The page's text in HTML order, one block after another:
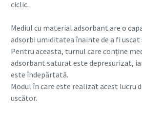
ciclic.
Mediul cu material adsorbant are o
adsorbi umiditatea înainte de a fi uscat
Pentru aceasta, turnul care conține
adsorbant saturat este depresurizat,
este îndepărtată.
Modul în care este realizat acest lucru
uscător.